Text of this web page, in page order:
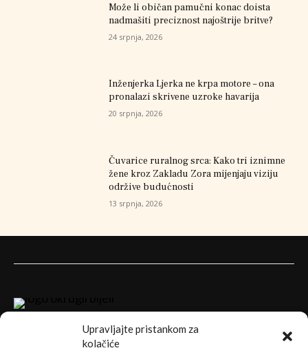
Upravljajte pristankom za
kolačiće
Može li običan pamučni konac doista
nadmašiti preciznost najoštrije britve?
24 srpnja, 2026
Inženjerka Ljerka ne krpa motore – ona
pronalazi skrivene uzroke havarija
20 srpnja, 2026
Čuvarice ruralnog srca: Kako tri iznimne
žene kroz Zakladu Zora mijenjaju viziju
održive budućnosti
13 srpnja, 2026